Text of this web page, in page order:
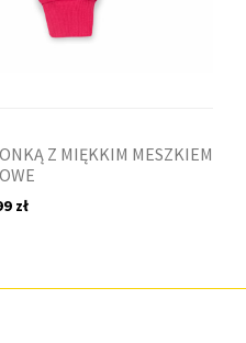
Z MIĘKKIM MESZKIEM
zł